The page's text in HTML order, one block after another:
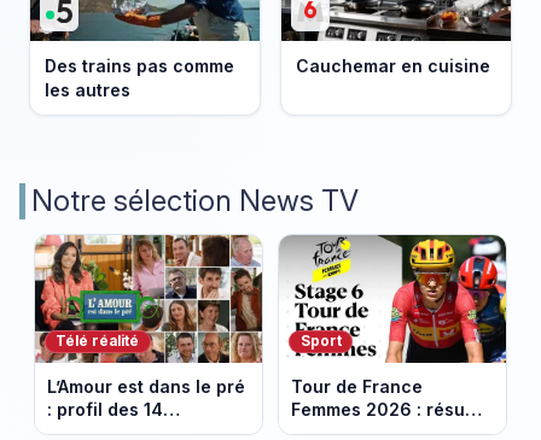
Des trains pas comme
les autres
Cauchemar en cuisine
Notre sélection News TV
Télé réalité
L’Amour est dans le pré
: profil des 14
agriculteurs, speed
Sport
Tour de France
Femmes 2026 : résumé
vidéo de la 6e étape